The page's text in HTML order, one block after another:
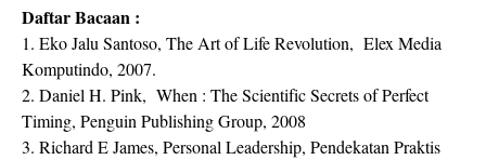
Daftar Bacaan :
1. Eko Jalu Santoso, The Art of Life Revolution, Elex Media
Komputindo, 2007.
2. Daniel H. Pink, When : The Scientific Secrets of Perfect
Timing, Penguin Publishing Group, 2008
3. Richard E James, Personal Leadership, Pendekatan Praktis